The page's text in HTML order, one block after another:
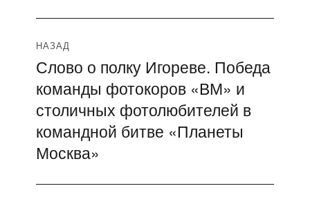
Навигация
по
записям
НАЗАД
Предыдущая
запись:
Слово о полку Игореве. Победа
команды фотокоров «ВМ» и
столичных фотолюбителей в
командной битве «Планеты
Москва»